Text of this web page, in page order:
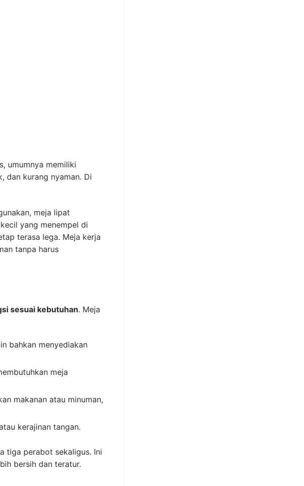
umumnya memiliki
dan kurang nyaman. Di
meja lipat
yang menempel di
terasa lega. Meja kerja
tanpa harus
sesuai kebutuhan. Meja
bahkan menyediakan
meja
makanan atau minuman,
kerajinan tangan.
tiga perabot sekaligus. Ini
bersih dan teratur.